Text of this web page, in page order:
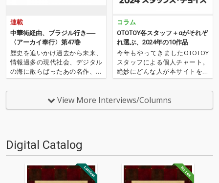
連載
中華街経由、ブラジル行き──
〈アーカイ奉行〉第47巻
歴史を追いかけ過去から未来、
情報過多の現代社会、デジタル
の海に散らばったあの名作、こ
の名作たちをひとつにまとめる
仕事人…!〈アーカイ奉行〉が今
日もデジタルの乱世を治め
る…!'''〈アーカイ奉行〉と
コラム
OTOTOY各スタッフ＋αがそれぞ
れ選ぶ、2024年の10作品
今年もやってきましたOTOTOY
スタッフによる個人チャート。
絶妙にどんな人が本サイトを運
営しているのか？ そんな自己
紹介もちょっとかねておりま
す。2024年は、それぞれなにを
聴いてOTOTOYを作っていたの
View More Interviews/Columns
Digital Catalog